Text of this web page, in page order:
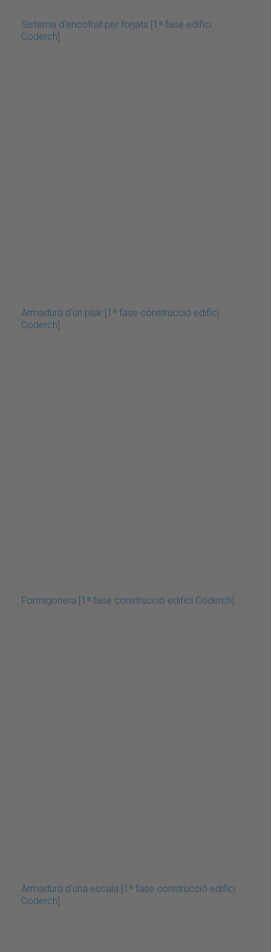
Sistema d'encofrat per forjats [1ª fase edifici
Coderch]
Armadura d'un pilar [1ª fase construcció edifici
Coderch]
Formigonera [1ª fase construcció edifici Coderch]
Armadura d'una escala [1ª fase construcció edifici
Coderch]